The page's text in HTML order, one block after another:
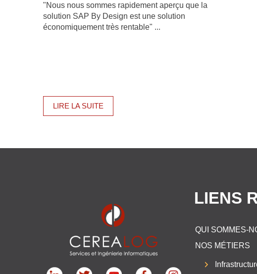
"Nous nous sommes rapidement aperçu que la
solution SAP By Design est une solution
économiquement très rentable" ...
LIRE LA SUITE
LIENS
QUI SOMMES-
NOS MÉTIERS